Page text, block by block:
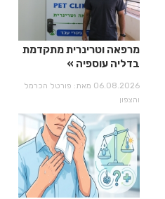
מרפאה וטרינרית מתקדמת
בדליה עוספיה
06.08.2026 מאת: פורטל הכרמל
והצפון